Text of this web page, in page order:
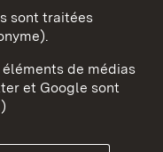
sont traitées
de médias
et Google sont